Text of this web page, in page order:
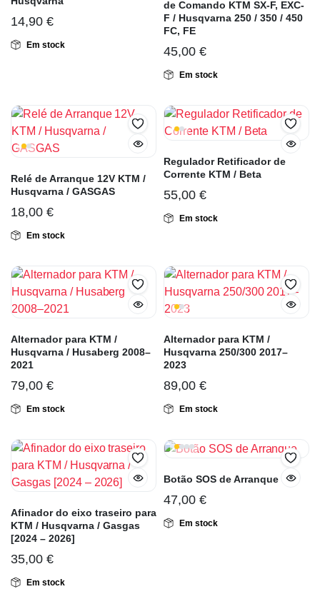
14,90 €
Em stock
de Comando KTM SX-F, EXC-
F / Husqvarna 250 / 350 / 450
FC, FE
45,00 €
Em stock
Relé de Arranque 12V KTM /
Husqvarna / GASGAS
18,00 €
Em stock
Regulador Retificador de
Corrente KTM / Beta
55,00 €
Em stock
Alternador para KTM /
Husqvarna / Husaberg 2008–
2021
79,00 €
Em stock
Alternador para KTM /
Husqvarna 250/300 2017–
2023
89,00 €
Em stock
Afinador do eixo traseiro para
KTM / Husqvarna / Gasgas
[2024 – 2026]
35,00 €
Em stock
Botão SOS de Arranque
47,00 €
Em stock